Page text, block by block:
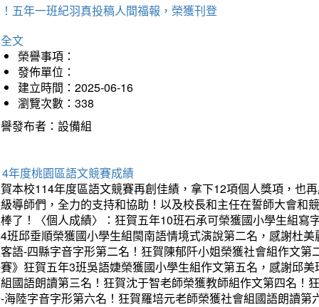
五年一班紀羽真投稿人間福報，榮獲刊登
文
榮譽事項：
發佈單位：
建立時間：2025-06-16
瀏覽次數：338
發布者：設備組
年度桃園區語文競賽成績
本校114年度區語文競賽再創佳績，拿下12項個人獎項，也
導師們，全力的支持和協助！以及校長和主任在誓師大會和
了！〈個人成績〉：狂賀五年10班石承可榮獲國小學生組
班邱垂順榮獲國小學生組閩南語情境式演說第二名，感謝杜
語-四縣字音字形第二名！狂賀陳郁阡小姐榮獲社會組作文
》狂賀五年3班吳語婕榮獲國小學生組作文第五名，感謝邱
國語朗讀第三名！狂賀沈于智老師榮獲教師組作文第四名！
海陸字音字形第六名！狂賀羅培元老師榮獲社會組國語朗讀